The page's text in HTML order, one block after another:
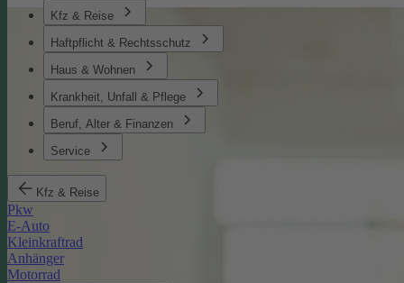
Kfz & Reise
Haftpflicht & Rechtsschutz
Haus & Wohnen
Krankheit, Unfall & Pflege
Beruf, Alter & Finanzen
Service
Kfz & Reise
Pkw
E-Auto
Kleinkraftrad
Anhänger
Motorrad